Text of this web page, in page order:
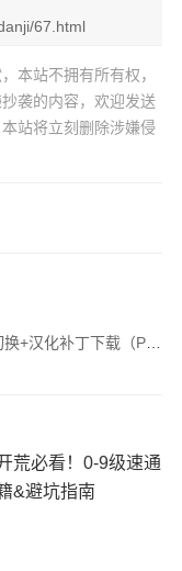
67.html
本站不拥有所有权，
袭的内容，欢迎发送
站将立刻删除涉嫌侵
下载（PC/iOS/安卓通用）
荒必看！0-9级速通
&避坑指南